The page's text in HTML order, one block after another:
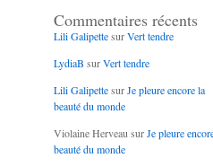
Commentaires récents
Lili GalipettesurVert tendre
LydiaB surVert tendre
Lili GalipettesurJe pleure encore la
beauté du monde
Violaine Herveau surJe pleure
beauté du monde